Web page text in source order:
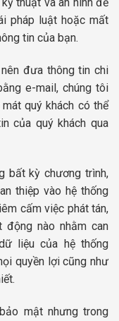
pháp luật hoặc mất
tin của bạn.
đưa thông tin chi
e-mail, chúng tôi
quý khách có thể
của quý khách qua
bất kỳ chương trình,
thiệp vào hệ thống
cấm việc phát tán,
nào nhằm can
liệu của hệ thống
quyền lợi cũng như
mật nhưng trong